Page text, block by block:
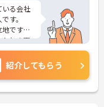
いる会社
す。
です。
トとの両
さらに
さい。
紹介してもらう